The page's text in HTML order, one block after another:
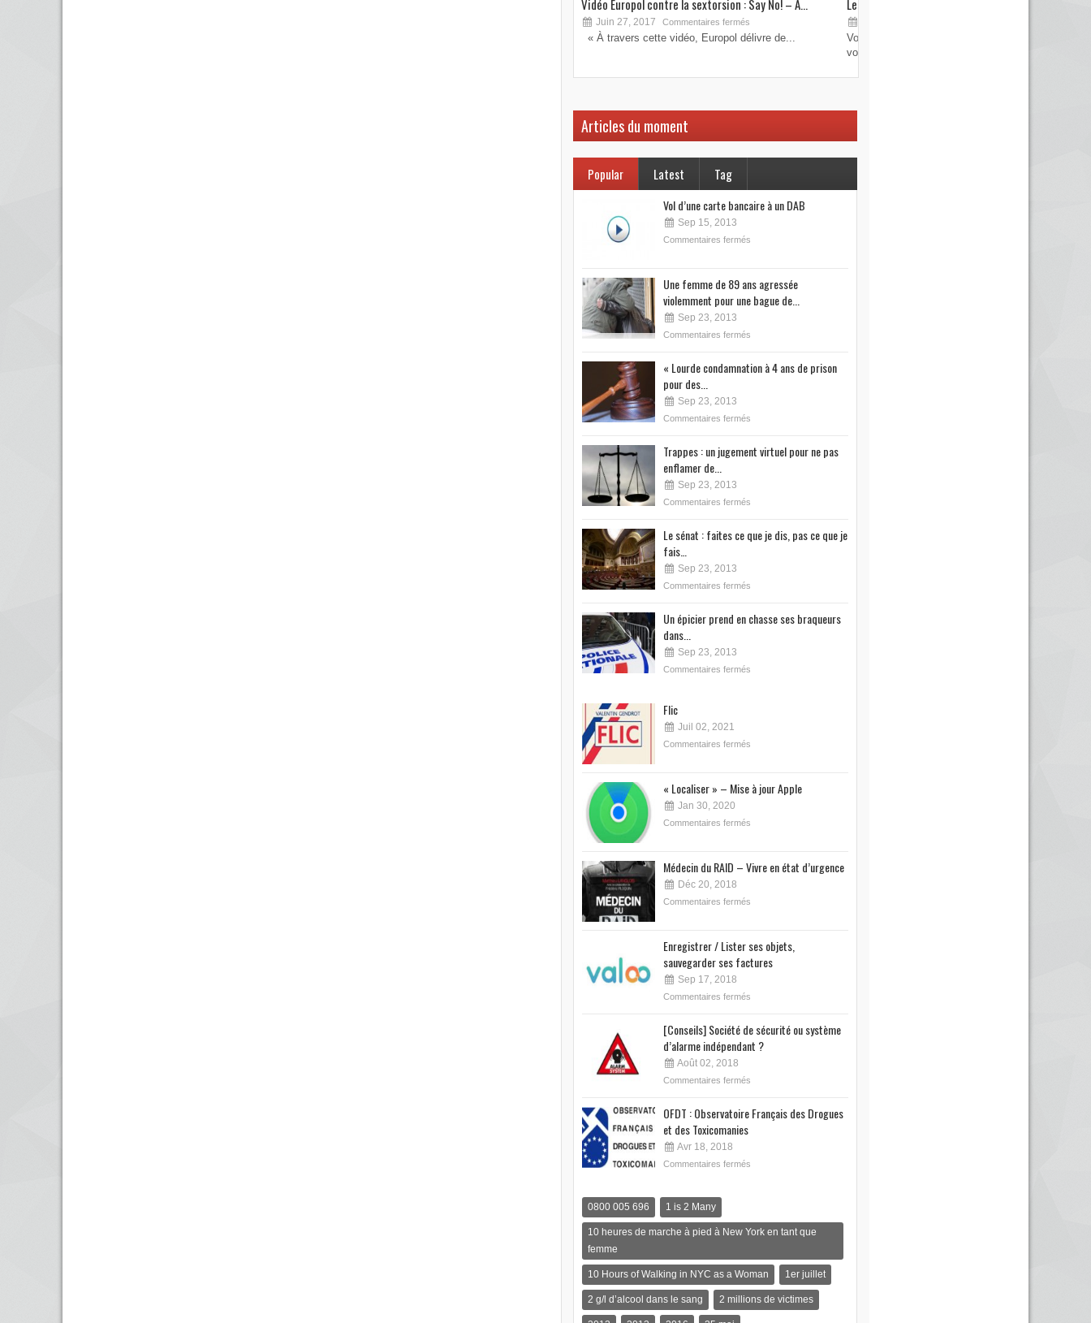
Vidéo Europol contre la sextorsion : Say No! – A...
Juin 27, 2017 Commentaires fermés
« À travers cette vidéo, Europol délivre de...
Les brouilleurs de clefs de véhicule
Vous pensez avoir verrouillé votre véhicule avec
votre...
Articles du moment
Popular Latest Tag
Vol d’une carte bancaire à un DAB
Sep 15, 2013
Commentaires fermés
Une femme de 89 ans agressée
violemment pour une bague de...
Sep 23, 2013
Commentaires fermés
« Lourde condamnation à 4 ans de prison
pour des...
Sep 23, 2013
Commentaires fermés
Trappes : un jugement virtuel pour ne pas
enflamer de...
Sep 23, 2013
Commentaires fermés
Le sénat : faites ce que je dis, pas ce que je
fais…
Sep 23, 2013
Commentaires fermés
Un épicier prend en chasse ses braqueurs
dans...
Sep 23, 2013
Commentaires fermés
Flic
Juil 02, 2021
Commentaires fermés
« Localiser » – Mise à jour Apple
Jan 30, 2020
Commentaires fermés
Médecin du RAID – Vivre en état d’urgence
Déc 20, 2018
Commentaires fermés
Enregistrer / Lister ses objets,
sauvegarder ses factures
Sep 17, 2018
Commentaires fermés
[Conseils] Société de sécurité ou système
d’alarme indépendant ?
Août 02, 2018
Commentaires fermés
OFDT : Observatoire Français des Drogues
et des Toxicomanies
Avr 18, 2018
Commentaires fermés
0800 005 696 1 is 2 Many
10 heures de marche à pied à New York en tant que
femme
10 Hours of Walking in NYC as a Woman 1er juillet
2 g/l d’alcool dans le sang 2 millions de victimes